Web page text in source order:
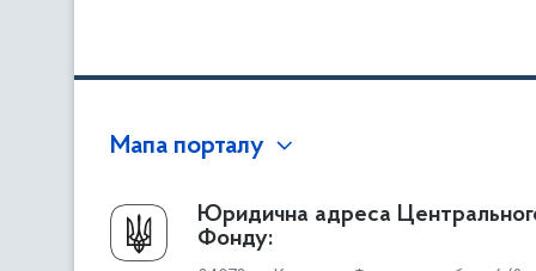
Мапа порталу
Про Фонд
Керівництво
Юридична адреса
Фонду: